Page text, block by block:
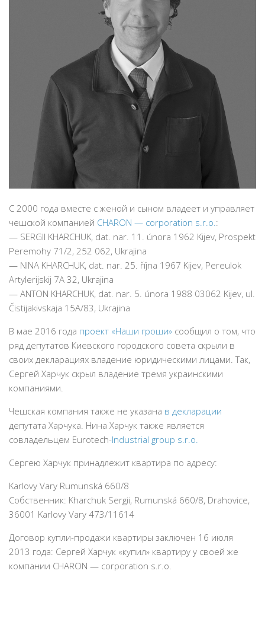
C 2000 года вместе с женой и сыном владеет и управляет
чешской компанией CHARON — corporation s.r.o.:
— SERGII KHARCHUK, dat. nar. 11. února 1962 Kijev, Prospekt
Peremohy 71/2, 252 062, Ukrajina
— NINA KHARCHUK, dat. nar. 25. října 1967 Kijev, Pereulok
Artylerijskij 7A 32, Ukrajina
— ANTON KHARCHUK, dat. nar. 5. února 1988 03062 Kijev, ul.
Čistijakivskaja 15A/83, Ukrajina
В мае 2016 года проект «Наши гроши» сообщил о том, что
ряд депутатов Киевского городского совета скрыли в
своих декларациях владение юридическими лицами. Так,
Сергей Харчук скрыл владение тремя украинскими
компаниями.
Чешская компания также не указана в декларации
депутата Харчука. Нина Харчук также является
совладельцем Eurotech-Industrial group s.r.o.
Сергею Харчук принадлежит квартира по адресу:
Karlovy Vary Rumunská 660/8
Собственник: Kharchuk Sergii, Rumunská 660/8, Drahovice,
36001 Karlovy Vary 473/11614
Договор купли-продажи квартиры заключен 16 июля
2013 года: Сергей Харчук «купил» квартиру у своей же
компании CHARON — corporation s.r.o.